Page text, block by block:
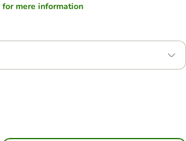
for mere information